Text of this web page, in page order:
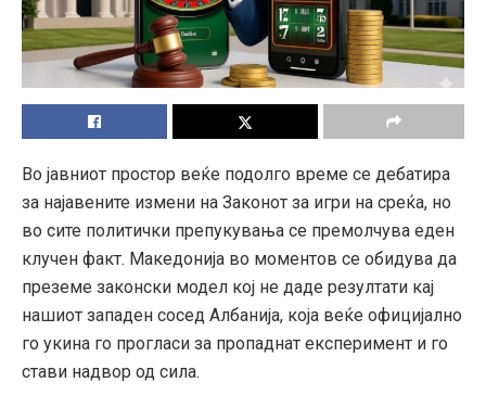
Во јавниот простор веќе подолго време се дебатира
за најавените измени на Законот за игри на среќа, но
во сите политички препукувања се премолчува еден
клучен факт. Македонија во моментов се обидува да
преземе законски модел кој не даде резултати кај
нашиот западен сосед Албанија, која веќе официјално
го укина го прогласи за пропаднат експеримент и го
стави надвор од сила.